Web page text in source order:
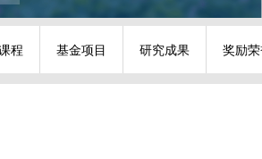
程 基金项目 研究成果 奖励